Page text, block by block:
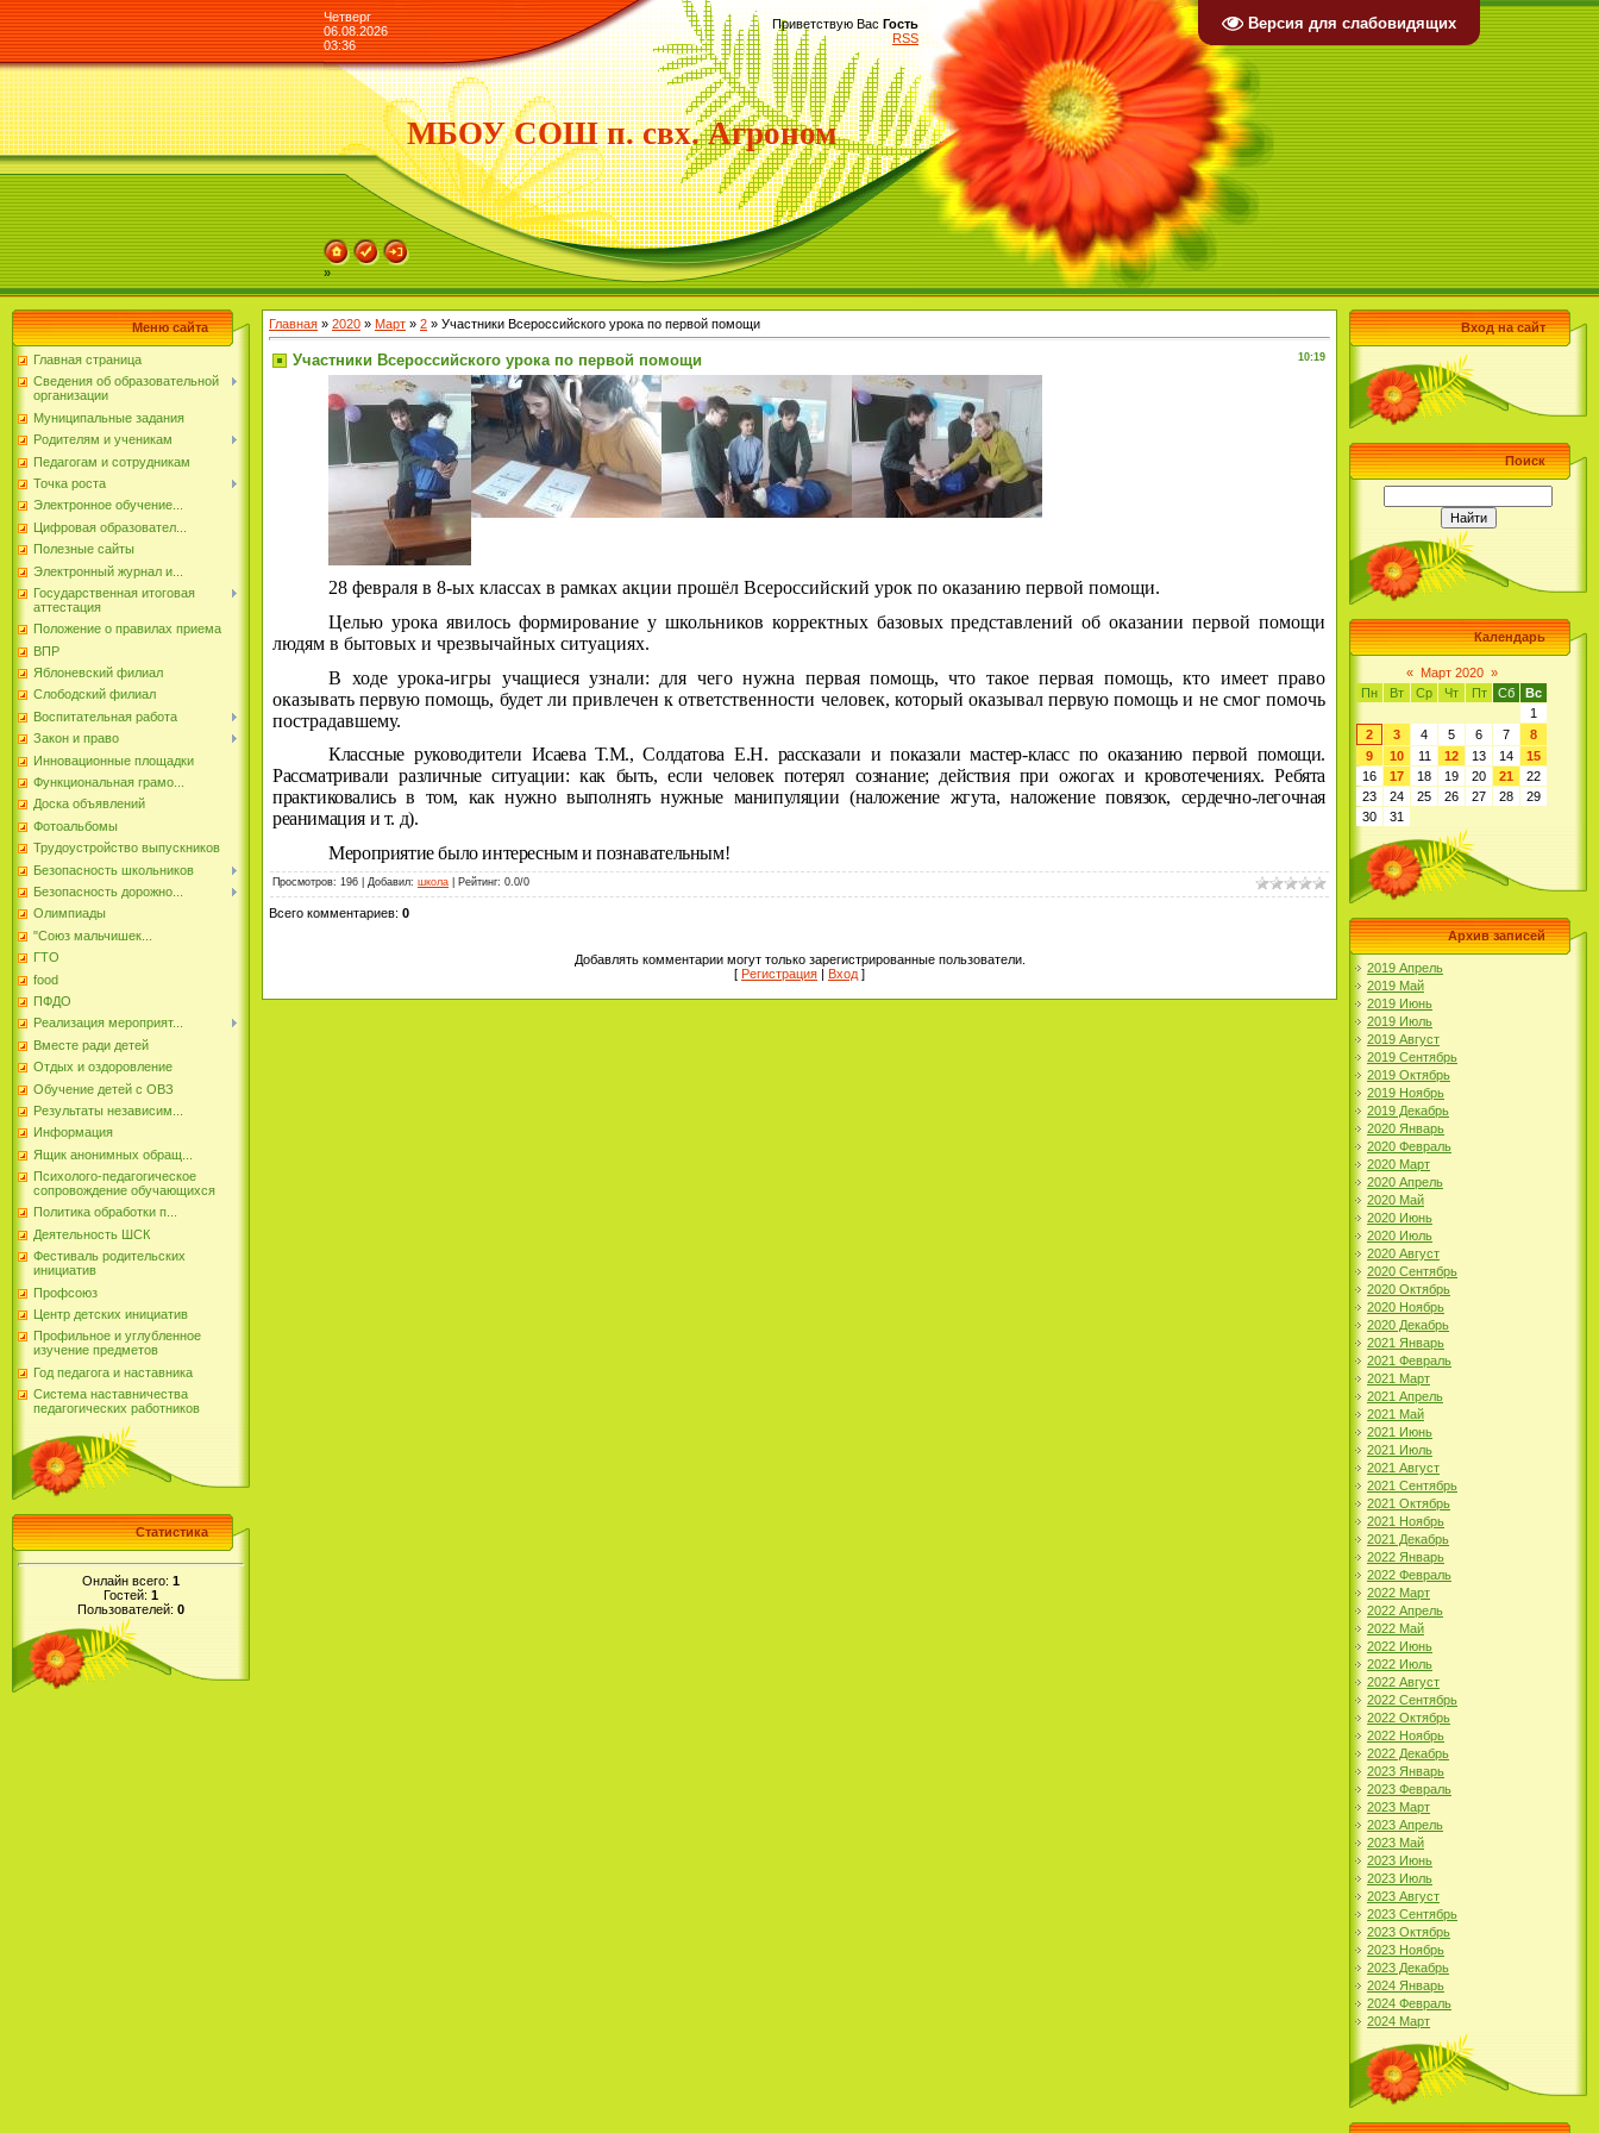
Версия для слабовидящих
Четверг
06.08.2026
03:36
Приветствую Вас Гость
RSS
МБОУ СОШ п. свх. Агроном
»
Меню сайта
Главная страница
Сведения об образовательной
организации
Муниципальные задания
Родителям и ученикам
Педагогам и сотрудникам
Точка роста
Электронное обучение...
Цифровая образовател...
Полезные сайты
Электронный журнал и...
Государственная итоговая
аттестация
Положение о правилах приема
ВПР
Яблоневский филиал
Слободский филиал
Воспитательная работа
Закон и право
Инновационные площадки
Функциональная грамо...
Доска объявлений
Фотоальбомы
Трудоустройство выпускников
Безопасность школьников
Безопасность дорожно...
Олимпиады
"Союз мальчишек...
ГТО
food
ПФДО
Реализация мероприят...
Вместе ради детей
Отдых и оздоровление
Обучение детей с ОВЗ
Результаты независим...
Информация
Ящик анонимных обращ...
Психолого-педагогическое
сопровождение обучающихся
Политика обработки п...
Деятельность ШСК
Фестиваль родительских
инициатив
Профсоюз
Центр детских инициатив
Профильное и углубленное
изучение предметов
Год педагога и наставника
Система наставничества
педагогических работников
Статистика
Онлайн всего: 1
Гостей: 1
Пользователей: 0
Главная » 2020 » Март » 2 » Участники Всероссийского урока по первой помощи
10:19
Участники Всероссийского урока по первой помощи
28 февраля в 8-ых классах в рамках акции прошёл Всероссийский урок по оказанию первой помощи.
Целью урока явилось формирование у школьников корректных базовых представлений об оказании первой помощи
людям в бытовых и чрезвычайных ситуациях.
В ходе урока-игры учащиеся узнали: для чего нужна первая помощь, что такое первая помощь, кто имеет право
оказывать первую помощь, будет ли привлечен к ответственности человек, который оказывал первую помощь и не смог помочь
пострадавшему.
Классные руководители Исаева Т.М., Солдатова Е.Н. рассказали и показали мастер-класс по оказанию первой помощи.
Рассматривали различные ситуации: как быть, если человек потерял сознание; действия при ожогах и кровотечениях. Ребята
практиковались в том, как нужно выполнять нужные манипуляции (наложение жгута, наложение повязок, сердечно-легочная
реанимация и т. д).
Мероприятие было интересным и познавательным!
Просмотров: 196 Добавил: школа Рейтинг: 0.0/0
Всего комментариев: 0
Добавлять комментарии могут только зарегистрированные пользователи.
[ Регистрация | Вход ]
Вход на сайт
Поиск
Календарь
« Март 2020 »
Пн
Вт Ср Чт Пт Сб
Вс
1
2
3 4 5 6 7
8
9
10 11 12 13 14
15
16
17 18 19 20 21
22
23
24 25 26 27 28
29
30
31
Архив записей
2019 Апрель
2019 Май
2019 Июнь
2019 Июль
2019 Август
2019 Сентябрь
2019 Октябрь
2019 Ноябрь
2019 Декабрь
2020 Январь
2020 Февраль
2020 Март
2020 Апрель
2020 Май
2020 Июнь
2020 Июль
2020 Август
2020 Сентябрь
2020 Октябрь
2020 Ноябрь
2020 Декабрь
2021 Январь
2021 Февраль
2021 Март
2021 Апрель
2021 Май
2021 Июнь
2021 Июль
2021 Август
2021 Сентябрь
2021 Октябрь
2021 Ноябрь
2021 Декабрь
2022 Январь
2022 Февраль
2022 Март
2022 Апрель
2022 Май
2022 Июнь
2022 Июль
2022 Август
2022 Сентябрь
2022 Октябрь
2022 Ноябрь
2022 Декабрь
2023 Январь
2023 Февраль
2023 Март
2023 Апрель
2023 Май
2023 Июнь
2023 Июль
2023 Август
2023 Сентябрь
2023 Октябрь
2023 Ноябрь
2023 Декабрь
2024 Январь
2024 Февраль
2024 Март